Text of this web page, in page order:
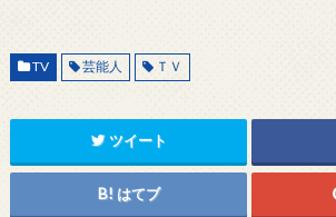
TV 芸能人 ＴＶ
ツイート
はてブ